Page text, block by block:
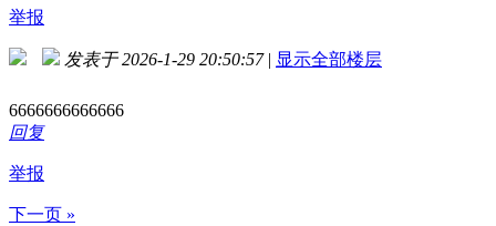
举报
发表于 2026-1-29 20:50:57 | 显示全部楼层
6666666666666
回复
举报
下一页 »